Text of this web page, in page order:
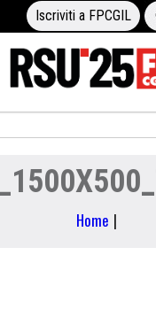
Iscriviti a FPCGIL
Home |